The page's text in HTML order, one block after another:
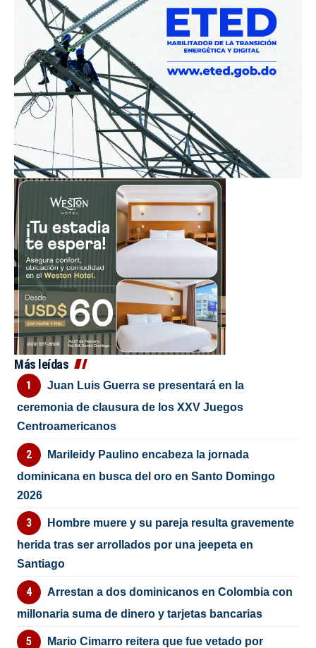
Más leídas
Juan Luis Guerra se presentará en la
ceremonia de clausura de los XXV Juegos
Centroamericanos
Marileidy Paulino encabeza la jornada
dominicana en busca del oro en Santo Domingo
2026
Hombre muere y su pareja resulta gravemente
herida tras ser arrollados por una jeepeta en
Santiago
Arrestan a dos dominicanos en Colombia con
millonaria suma de dinero y tarjetas bancarias
Mario Cimarro reitera que fue vetado por